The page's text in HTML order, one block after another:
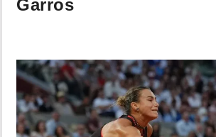
SUCESOS
POLÍTICA
SHOW
Garros